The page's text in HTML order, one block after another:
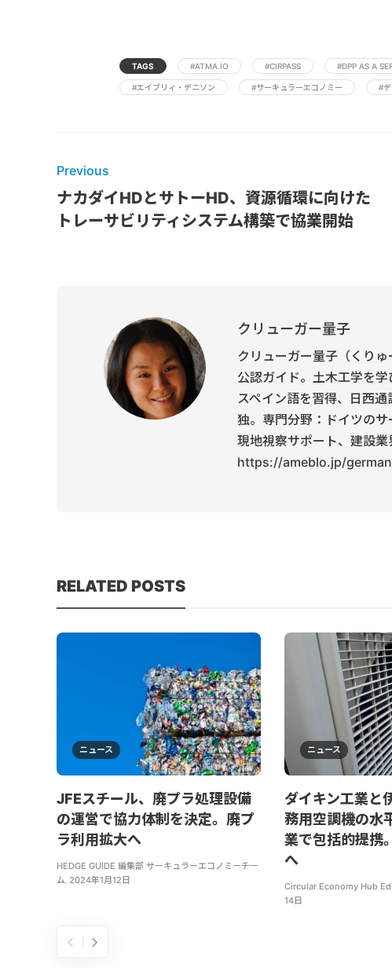
TAGS #ATMA.IO #CIRPASS #DPP AS A
#エイブリィ・デニソン #サーキュラーエコノミー #
Previous
ナカダイHDとサトーHD、資源循環に向けた
トレーサビリティシステム構築で協業開始
クリューガー量子
クリューガー量子（くり
公認ガイド。土木工学を
スペイン語を習得、日西
独。専門分野：ドイツの
現地視察サポート、建設
https://ameblo.jp/
RELATED POSTS
ニュース
JFEスチール、廃プラ処理設備
の運営で協力体制を決定。廃プ
ラ利用拡大へ
HEDGE GUIDE 編集部 サーキュラーエコノミーチー
ム, 2024年1月12日
ニュース
ダイキン工業と
務用空調機の水
業で包括的提携
へ
Circular Economy Hub
14日